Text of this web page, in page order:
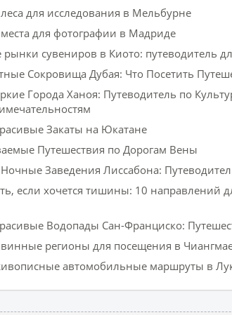
для исследования в Мельбурне
для фотографии в Мадриде
сувениров в Киото: путеводитель
Сокровища Дубая: Что Посетить
Города Ханоя: Путеводитель по
Закаты на Юкатане
Путешествия по Дорогам Вены
Заведения Лиссабона:
если хочется тишины: 10 направлений
Водопады Сан-Франциско:
регионы для посещения в
автомобильные маршруты в